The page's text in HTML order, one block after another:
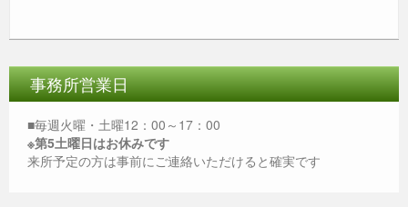
c
e
b
o
o
k
tt
er
e ss
e
n
g
er
ailat
s
A
p
事務所営業日
■毎週火曜・土曜12：00～17：00
※第5土曜日はお休みです
来所予定の方は事前にご連絡いただけると確実です